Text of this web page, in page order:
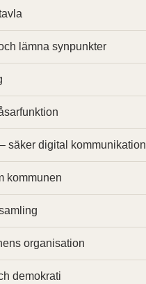
lämna synpunkter
säker digital kommunikation
kommunen
organisation
demokrati